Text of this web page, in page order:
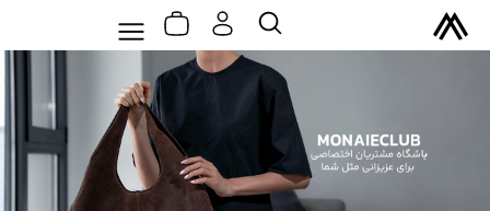
جستجو سبد
خریدFlyout
Menu